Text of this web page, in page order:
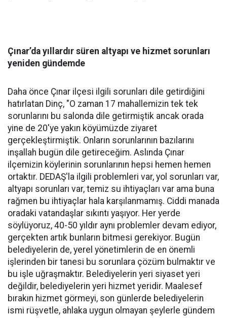
Çınar’da yıllardır süren altyapı ve hizmet sorunları
yeniden gündemde
Daha önce Çınar ilçesi ilgili sorunları dile getirdiğini
hatırlatan Dinç, "O zaman 17 mahallemizin tek tek
sorunlarını bu salonda dile getirmiştik ancak orada
yine de 20'ye yakın köyümüzde ziyaret
gerçekleştirmiştik. Onların sorunlarının bazılarını
inşallah bugün dile getireceğim. Aslında Çınar
ilçemizin köylerinin sorunlarının hepsi hemen hemen
ortaktır. DEDAŞ'la ilgili problemleri var, yol sorunları var,
altyapı sorunları var, temiz su ihtiyaçları var ama buna
rağmen bu ihtiyaçlar hala karşılanmamış. Ciddi manada
oradaki vatandaşlar sıkıntı yaşıyor. Her yerde
söylüyoruz, 40-50 yıldır aynı problemler devam ediyor,
gerçekten artık bunların bitmesi gerekiyor. Bugün
belediyelerin de, yerel yönetimlerin de en önemli
işlerinden bir tanesi bu sorunlara çözüm bulmaktır ve
bu işle uğraşmaktır. Belediyelerin yeri siyaset yeri
değildir, belediyelerin yeri hizmet yeridir. Maalesef
bırakın hizmet görmeyi, son günlerde belediyelerin
ismi rüşvetle, ahlaka uygun olmayan şeylerle gündem